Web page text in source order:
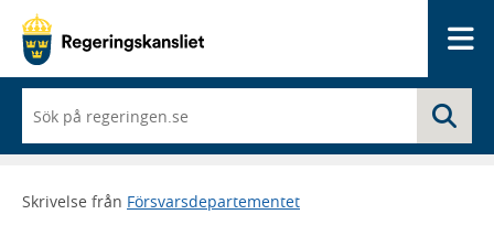
du
börjar
skriva
framträder
Skrivelse från Försvarsdepartementet